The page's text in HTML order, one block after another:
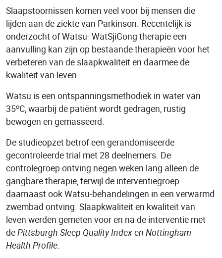
Slaapstoornissen komen veel voor bij mensen die
lijden aan de ziekte van Parkinson. Recentelijk is
onderzocht of Watsu- WatSjiGong therapie een
aanvulling kan zijn op bestaande therapieën voor het
verbeteren van de slaapkwaliteit en daarmee de
kwaliteit van leven.
Watsu is een ontspanningsmethodiek in water van
35oC, waarbij de patiënt wordt gedragen, rustig
bewogen en gemasseerd.
De studieopzet betrof een gerandomiseerde
gecontroleerde trial met 28 deelnemers. De
controlegroep ontving negen weken lang alleen de
gangbare therapie, terwijl de interventiegroep
daarnaast ook Watsu-behandelingen in een verwarmd
zwembad ontving. Slaapkwaliteit en kwaliteit van
leven werden gemeten voor en na de interventie met
dePittsburgh Sleep Quality Index en Nottingham
Health Profile.